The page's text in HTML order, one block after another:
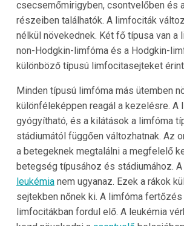
csecsemőmirigyben, csontvelőben és
részeiben találhatók. A limfociták
nélkül növekednek. Két fő típusa van a
non-Hodgkin-limfóma és a Hodgkin-
különböző típusú limfocitasejteket
Minden típusú limfóma más ütemben
különféleképpen reagál a kezelésre. A
gyógyítható, és a kilátások a limfóma
stádiumától függően változhatnak. Az
a betegeknek megtalálni a megfelelő
betegség típusához és stádiumához.
leukémianem ugyanaz. Ezek a rákok
sejtekben nőnek ki. A limfóma
limfocitákban fordul elő. A leukémia